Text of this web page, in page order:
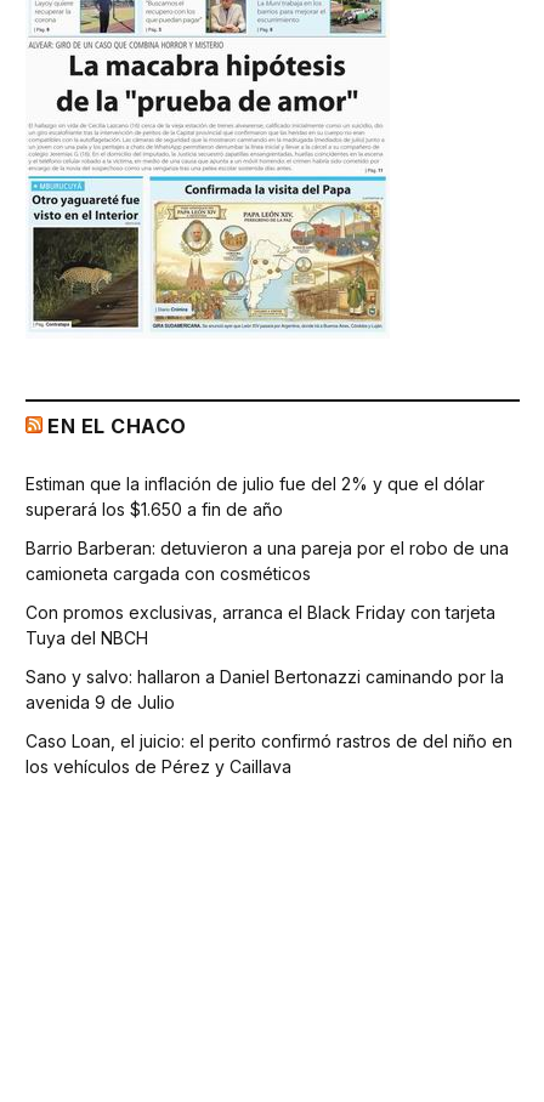
EN EL CHACO
Estiman que la inflación de julio fue del 2% y que el dólar
superará los $1.650 a fin de año
Barrio Barberan: detuvieron a una pareja por el robo de una
camioneta cargada con cosméticos
Con promos exclusivas, arranca el Black Friday con tarjeta
Tuya del NBCH
Sano y salvo: hallaron a Daniel Bertonazzi caminando por la
avenida 9 de Julio
Caso Loan, el juicio: el perito confirmó rastros de del niño en
los vehículos de Pérez y Caillava